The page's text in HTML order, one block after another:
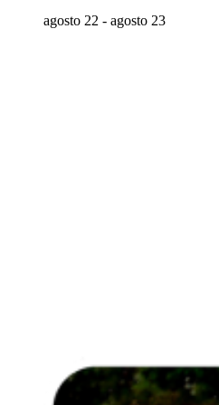
agosto 22 - agosto 23